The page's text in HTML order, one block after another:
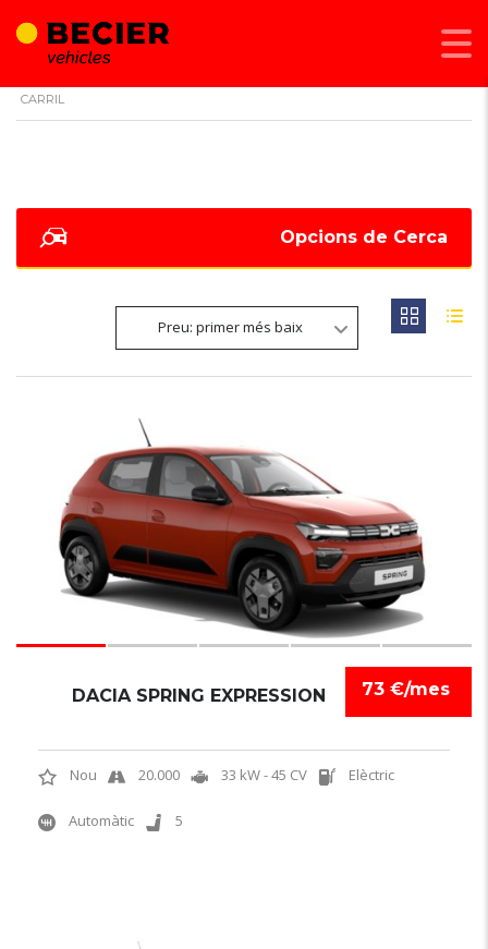
CARRIL
Opcions de Cerca
Preu: primer més baix
73 €/mes
DACIA SPRING EXPRESSION
Nou 20.000 33 kW - 45 CV Elèctric
Automàtic 5